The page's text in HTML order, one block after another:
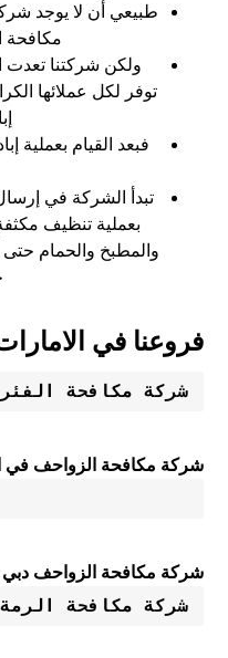
طبيعي أن لا يوجد
مكافحة
ولكن شركتنا
توفر لكل عملائها
فبعد القيام بعملية
تبدأ الشركة في
بعملية تنظيف
والمطبخ والحمام
فروعنا في
شركة مكافحة
شركة مكافحة الزواحف في
شركة مكافحة الزواحف دبي
شركة مكافحة